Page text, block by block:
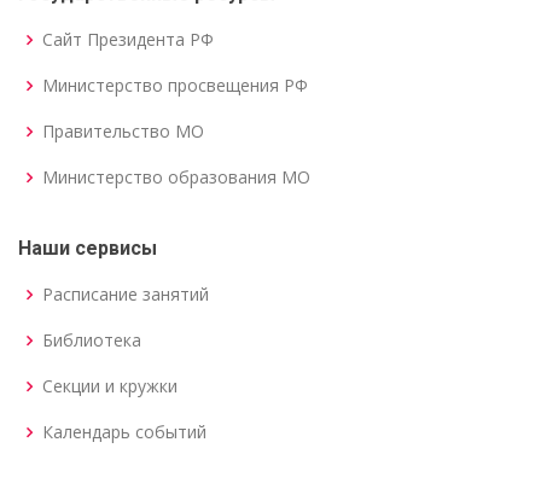
Сайт Президента РФ
Министерство просвещения РФ
Правительство МО
Министерство образования МО
Наши сервисы
Расписание занятий
Библиотека
Секции и кружки
Календарь событий